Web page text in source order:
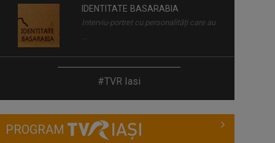
IDENTITATE BASARABIA
Interviu-portret cu personalități care au
Emisiune de reportaj și investigație
realizată ...
LUMINA CREȘTINULUI
#TVR Iasi
PROGRAM